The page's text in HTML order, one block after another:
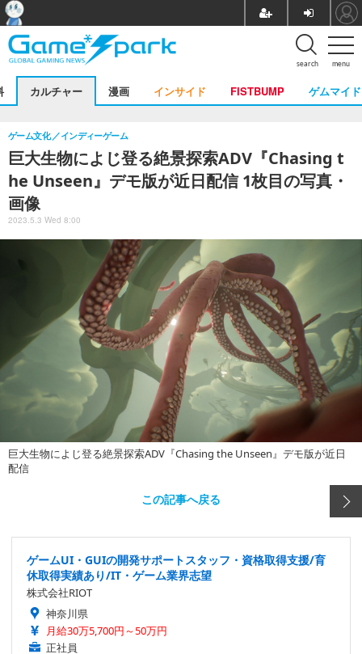
menu
search
カルチャー 漫画 インサイド FISTBUMP ゲムマイド
巨大生物によじ登る絶景探索ADV『Chasing t
he Unseen』デモ版が近日配信 1枚目の写真・
画像
ゲーム文化 インディーゲーム
2023.5.3 Wed 8:00
巨大生物によじ登る絶景探索ADV『Chasing the Unseen』デモ版が近日
配信
この記事へ戻る
ゲームUI・GUIの開発サポートスタッフ・資格取得支援/育
休取得実績あり/IT・ゲーム業界志望
株式会社RIOT
神奈川県
月給30万5,700円～50万円
正社員